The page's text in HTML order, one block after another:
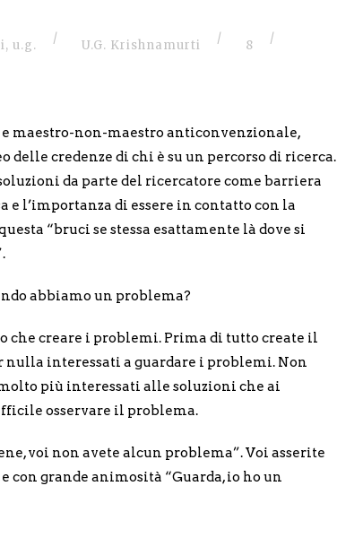
, u.g. / U.G. Krishnamurti / 8 /
e maestro-non-maestro anticonvenzionale,
delle credenze di chi è su un percorso di ricerca.
da parte del ricercatore come barriera
e l’importanza di essere in contatto con la
“bruci se stessa esattamente là dove si
abbiamo un problema?
che creare i problemi. Prima di tutto create il
nulla interessati a guardare i problemi. Non
più interessati alle soluzioni che ai
osservare il problema.
voi non avete alcun problema”. Voi asserite
con grande animosità “Guarda, io ho un